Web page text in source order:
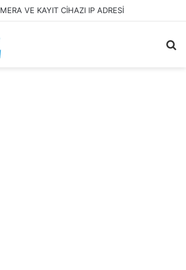
VE KAYIT CİHAZI IP ADRESİ